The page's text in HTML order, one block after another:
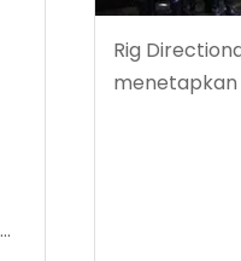
Rig
menetapkan